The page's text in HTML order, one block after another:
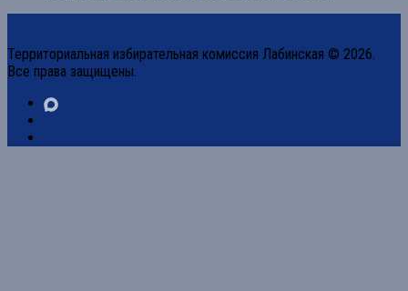
Территориальная избирательная комиссия Лабинская © 2026.
Все права защищены.